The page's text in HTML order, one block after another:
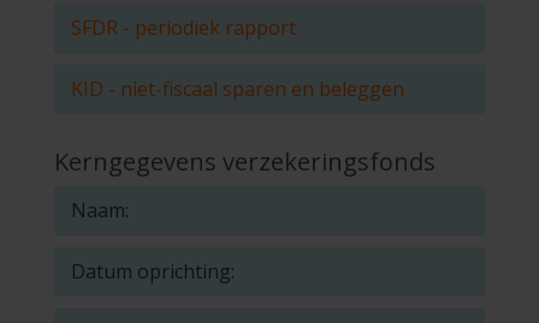
SFDR - periodiek rapport
KID - niet-fiscaal sparen en beleggen
Kerngegevens verzekeringsfonds
Naam:
Datum oprichting: